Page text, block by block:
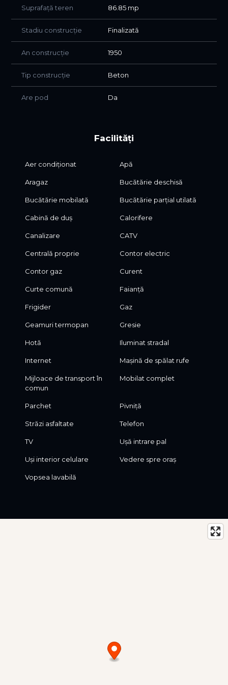
Proprietatea se vinde mobilată și utilată, fiind pregătită
pentru mutare imediată.
Pentru mai multe detalii sau programarea unei vizionări,
vă stăm la dispoziție.
Suprafață teren 86.85 mp
Stadiu construcție Finalizată
An construcție 1950
Tip construcție Beton
Are pod Da
Facilități
Aer condiționat Apă
Aragaz Bucătărie deschisă
Bucătărie mobilată Bucătărie parțial utilată
Cabină de duș Calorifere
Canalizare CATV
Centrală proprie Contor electric
Contor gaz Curent
Curte comună Faianță
Frigider Gaz
Geamuri termopan Gresie
Hotă Iluminat stradal
Internet Mașină de spălat rufe
Mijloace de transport în
comun
Mobilat complet
Parchet Pivniță
Străzi asfaltate Telefon
TV Ușă intrare pal
Uși interior celulare Vedere spre oraș
Vopsea lavabilă